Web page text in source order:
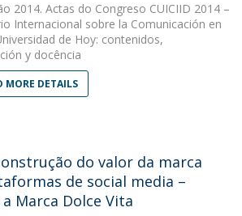
2014. Actas do Congreso CUICIID 2014 –
Internacional sobre la Comunicación en
de Hoy: contenidos,
y docência
MORE DETAILS
do valor da marca
de social media –
Marca Dolce Vita